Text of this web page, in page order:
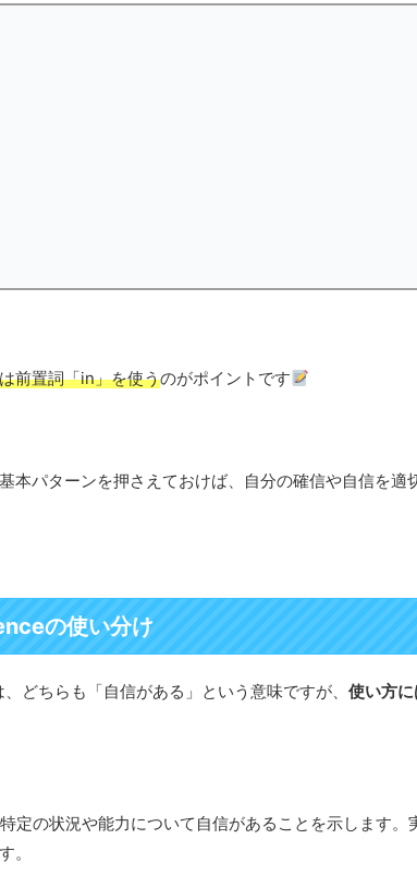
前置詞「in」を使うのがポイントです
本パターンを押さえておけば、自分の確信や自信を適
の使い分け
どちらも「自信がある」という意味ですが、 使い方
定の状況や能力について自信があることを示します。
。